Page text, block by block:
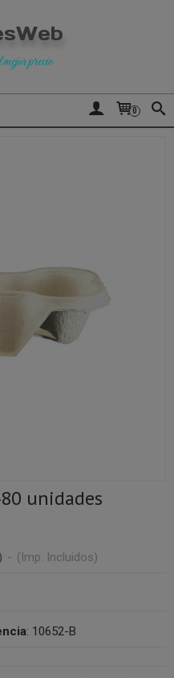
precio
0
unidades
- (Imp. Incluidos)
: 10652-B